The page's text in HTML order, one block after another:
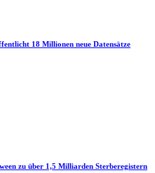
18 Millionen neue Datensätze
zu über 1,5 Milliarden Sterberegistern